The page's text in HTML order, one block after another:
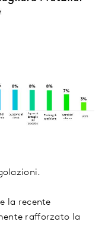
la recente
rafforzato la